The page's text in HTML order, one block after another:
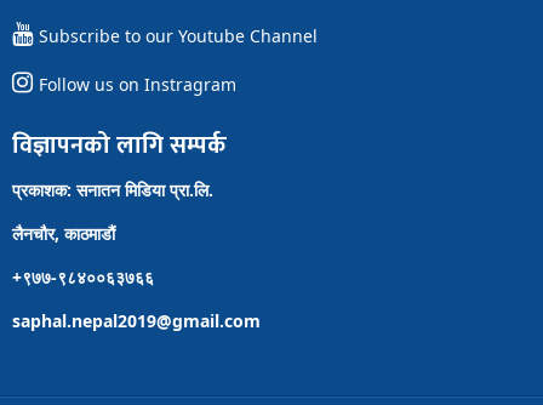
Subscribe to our Youtube Channel
Follow us on Instragram
विज्ञापनको लागि सम्पर्क
प्रकाशक: सनातन मिडिया प्रा.लि.
लैनचौर, काठमाडौं
+९७७-९८४००६३७६६
saphal.nepal2019@gmail.com